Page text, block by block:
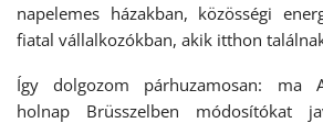
napelemes házakban, közösségi
fiatal vállalkozókban, akik itthon
Így dolgozom párhuzamosan: ma
holnap Brüsszelben módosítókat